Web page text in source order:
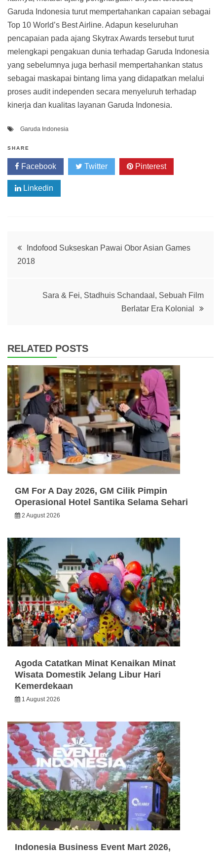
Garuda Indonesia turut mempertahankan capaian sebagai
Top 10 World’s Best Airline. Adapun keseluruhan
pencapaian pada ajang Skytrax Awards tersebut turut
melengkapi pengakuan dunia terhadap Garuda Indonesia
yang sebelumnya juga berhasil mempertahankan status
sebagai maskapai bintang lima yang didapatkan melalui
proses audit independen secara menyeluruh terhadap
kinerja dan kualitas layanan Garuda Indonesia.
Garuda Indonesia
SHARE
Facebook Twitter Pinterest
Linkedin
PostIndofood Sukseskan Pawai Obor Asian Games
2018
Sara & Fei, Stadhuis Schandaal, Sebuah Film
Berlatar Era Kolonial
RELATED POSTS
GM For A Day 2026, GM Cilik Pimpin
Operasional Hotel Santika Selama Sehari
2 August 2026
Agoda Catatkan Minat Kenaikan Minat
Wisata Domestik Jelang Libur Hari
Kemerdekaan
1 August 2026
Indonesia Business Event Mart 2026,